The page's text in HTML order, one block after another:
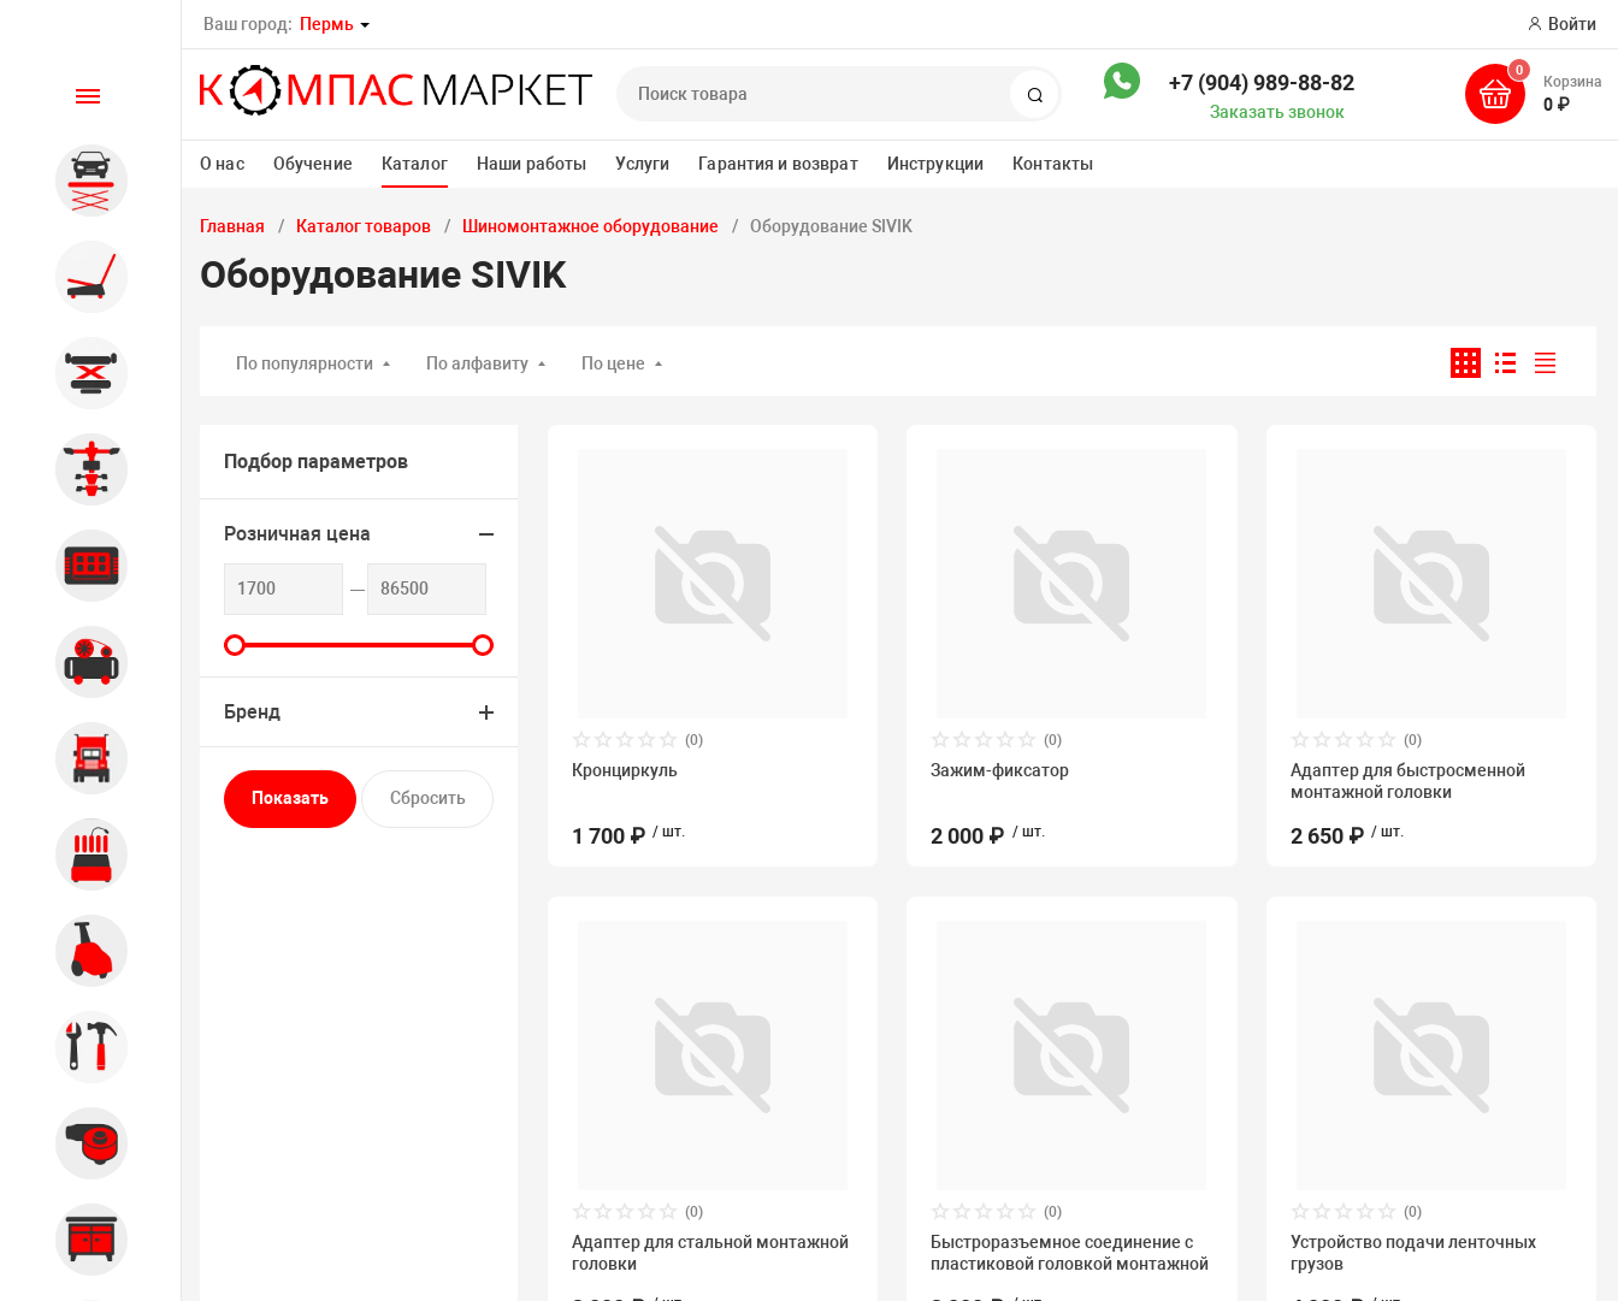
Ваш город: Пермь Войти
Поиск +7 (904) 989-88-82
Заказать звонок
0
Корзина
0 ₽
О нас Обучение Каталог Наши работы Услуги Гарантия и возврат Инструкции Контакты
Каталог
Автомобильные подъемники
Шиномонтажное
оборудование
Общегаражное
Стенды сход-развал
Диагностика
Компрессорное оборудование
Главная Каталог товаров Шиномонтажное оборудование Оборудование SIVIK
Оборудование SIVIK
По популярности По алфавиту По цене
Подбор параметров
Розничная цена
Бренд
(0)
Кронциркуль
1 700 ₽ / шт.
(0)
Зажим-фиксатор
2 000 ₽ / шт.
(0)
Адаптер для быстросменной
монтажной головки
2 650 ₽ / шт.
(0)
Адаптер для стальной монтажной
головки
(0)
Быстроразъемное соединение с
пластиковой головкой монтажной
(0)
Устройство подачи ленточных
грузов